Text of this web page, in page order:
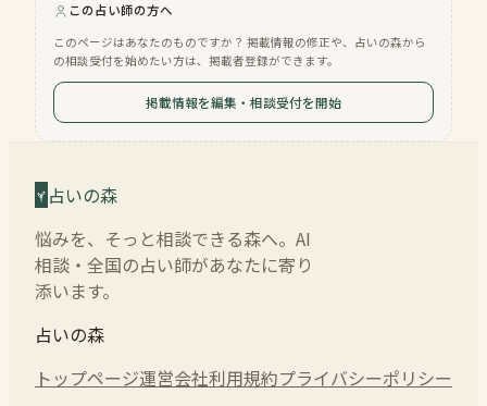
この占い師の方へ
このページはあなたのものですか？ 掲載情報の修正や、占いの森から
の相談受付を始めたい方は、掲載者登録ができます。
掲載情報を編集・相談受付を開始
占いの森
悩みを、そっと相談できる森へ。AI
相談・全国の占い師があなたに寄り
添います。
占いの森
トップページ運営会社利用規約プライバシーポリシー